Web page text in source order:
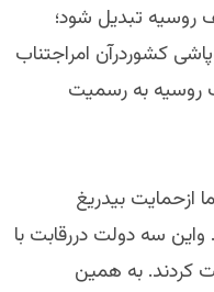
روسیه تبدیل شود؛
کشوردرآن امراجتناب
روسیه به رسمیت
ازحمایت بیدریغ
واین سه دولت دررقابت با
کردند. به همین